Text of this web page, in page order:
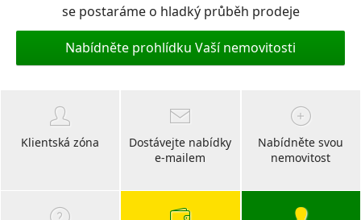
se postaráme o hladký průběh prodeje
Nabídněte prohlídku Vaší nemovitosti
Klientská zóna
Dostávejte nabídky
e-mailem
Nabídněte svou
nemovitost